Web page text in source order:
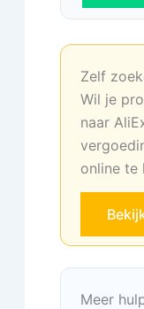
Zelf
Wil je
naar
online te
Meer